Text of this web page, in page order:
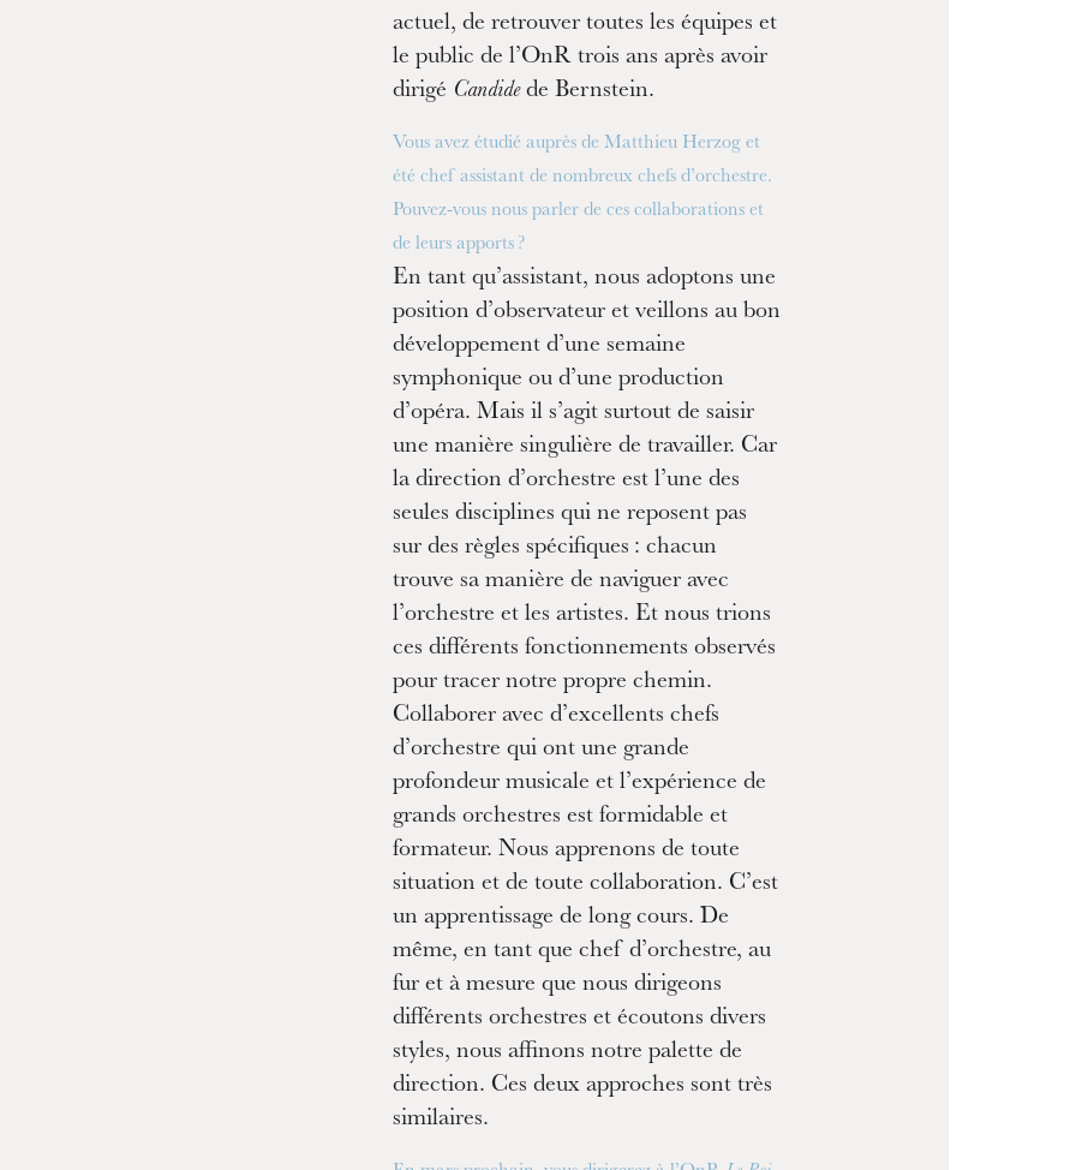
actuel, de retrouver toutes les équipes et
le public de l’OnR trois ans après avoir
dirigé Candidede Bernstein.
Vous avez étudié auprès de Matthieu Herzog et
été chef assistant de nombreux chefs d’orchestre.
Pouvez-vous nous parler de ces collaborations et
de leurs apports ?
En tant qu’assistant, nous adoptons une
position d’observateur et veillons au bon
développement d’une semaine
symphonique ou d’une production
d’opéra. Mais il s’agit surtout de saisir
une manière singulière de travailler. Car
la direction d’orchestre est l’une des
seules disciplines qui ne reposent pas
sur des règles spécifiques : chacun
trouve sa manière de naviguer avec
l’orchestre et les artistes. Et nous trions
ces différents fonctionnements observés
pour tracer notre propre chemin.
Collaborer avec d’excellents chefs
d’orchestre qui ont une grande
profondeur musicale et l’expérience de
grands orchestres est formidable et
formateur. Nous apprenons de toute
situation et de toute collaboration. C’est
un apprentissage de long cours. De
même, en tant que chef d’orchestre, au
fur et à mesure que nous dirigeons
différents orchestres et écoutons divers
styles, nous affinons notre palette de
direction. Ces deux approches sont très
similaires.